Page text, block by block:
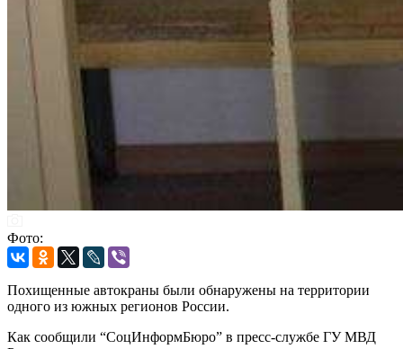
Фото:
Похищенные автокраны были обнаружены на территории
одного из южных регионов России.
Как сообщили “СоцИнформБюро” в пресс-службе ГУ МВД